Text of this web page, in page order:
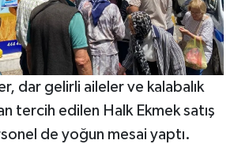
dar gelirli aileler ve kalabalık
tercih edilen Halk Ekmek satış
de yoğun mesai yaptı.